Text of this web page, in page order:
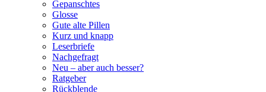
Gepanschtes
Glosse
Gute alte Pillen
Kurz und knapp
Leserbriefe
Nachgefragt
Neu – aber auch besser?
Ratgeber
Rückblende